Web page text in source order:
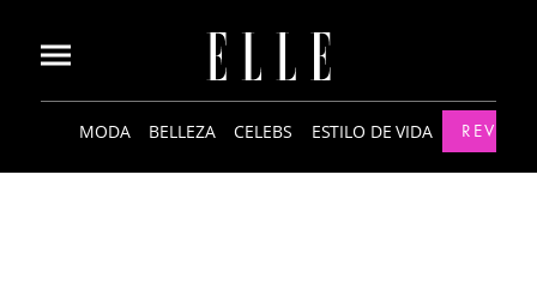
MODA BELLEZA CELEBS ESTILO DE VIDA